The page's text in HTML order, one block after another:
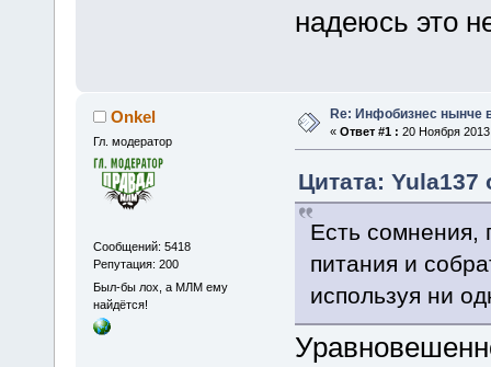
надеюсь это
Onkel
Гл. модератор
Сообщений: 5418
Репутация: 200
Был-бы лох, а МЛМ ему
найдётся!
Re: Инфобизнес нынче
« Ответ #1 : 20 Ноября
Цитата: Yula137
Есть сомнения,
питания и
используя ни